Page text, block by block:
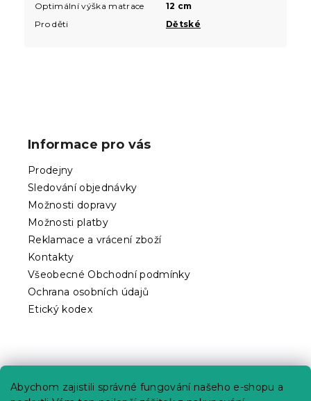
Abychom zajistili správné fungování našeho e-shopu a
Optimální výška matrace
12 cm
Pro děti
Dětské
Informace pro vás
Prodejny
Sledování objednávky
Možnosti dopravy
Možnosti platby
Reklamace a vrácení zboží
Kontakty
Všeobecné Obchodní podmínky
Ochrana osobních údajů
Etický kodex